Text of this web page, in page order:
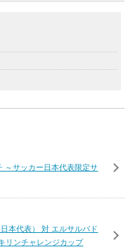
～サッカー日本代表限定サ
本代表） 対 エルサルバド
リンチャレンジカップ